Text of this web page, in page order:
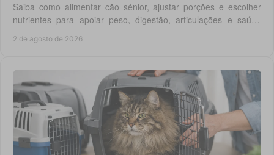
Saiba como alimentar cão sénior, ajustar porções e escolher
nutrientes para apoiar peso, digestão, articulações e saúde
2 de agosto de 2026